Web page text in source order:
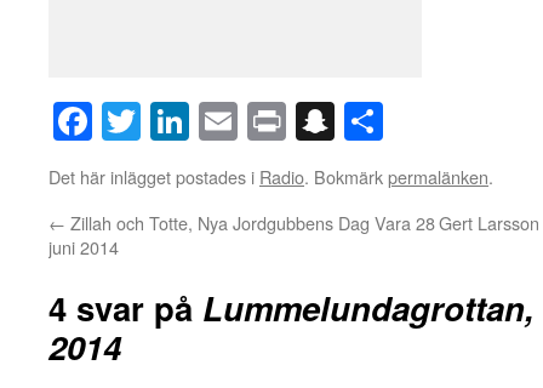
Facebook
TwitterLinkedIn
EmailPrintSnapchat
Det här inlägget postades i Radio. Bokmärkpermalänken.
← Zillah och Totte, Nya Jordgubbens Dag Vara 28
juni 2014
Gert
4 svar på
2014